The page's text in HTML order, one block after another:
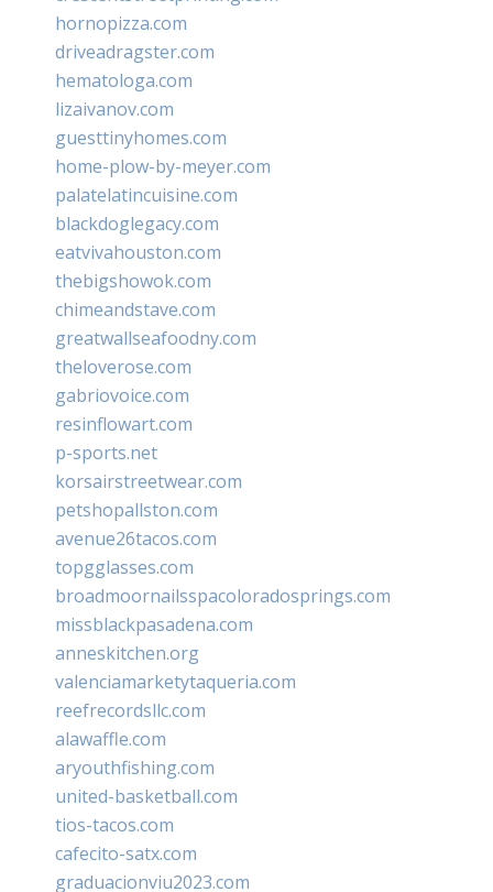
hornopizza.com
driveadragster.com
hematologa.com
lizaivanov.com
guesttinyhomes.com
home-plow-by-meyer.com
palatelatincuisine.com
blackdoglegacy.com
eatvivahouston.com
thebigshowok.com
chimeandstave.com
greatwallseafoodny.com
theloverose.com
gabriovoice.com
resinflowart.com
p-sports.net
korsairstreetwear.com
petshopallston.com
avenue26tacos.com
topgglasses.com
broadmoornailsspacoloradosprings.com
missblackpasadena.com
anneskitchen.org
valenciamarketytaqueria.com
reefrecordsllc.com
alawaffle.com
aryouthfishing.com
united-basketball.com
tios-tacos.com
cafecito-satx.com
graduacionviu2023.com